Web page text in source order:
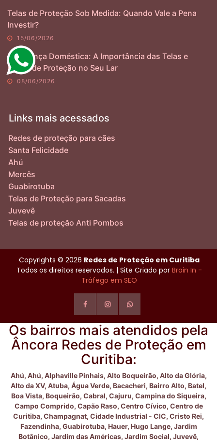
Telas de Proteção Sob Medida: Quando Vale a Pena
Investir?
15/06/2026
Segurança Doméstica: A Importância das Telas e
Redes de Proteção no Seu Lar
08/06/2026
Links mais acessados
Redes de proteção para cães
Santa Felicidade
Ahú
Mercês
Guabirotuba
Telas de Proteção para Sacadas
Juvevê
Telas de proteção Anti Pombos
Copyrights © 2026 Redes de Proteção em Curitiba
Todos os direitos reservados. | Site Criado por Brain In -
Tráfego em SEO
Os bairros mais atendidos pela
Âncora Redes de Proteção em
Curitiba:
Ahú, Ahú, Alphaville Pinhais, Alto Boqueirão, Alto da Glória,
Alto da XV, Atuba, Água Verde, Bacacheri, Bairro Alto, Batel,
Boa Vista, Boqueirão, Cabral, Cajuru, Campina do Siqueira,
Campo Comprido, Capão Raso, Centro Cívico, Centro de
Curitiba, Champagnat, Cidade Industrial - CIC, Cristo Rei,
Fazendinha, Guabirotuba, Hauer, Hugo Lange, Jardim
Botânico, Jardim das Américas, Jardim Social, Juvevê,